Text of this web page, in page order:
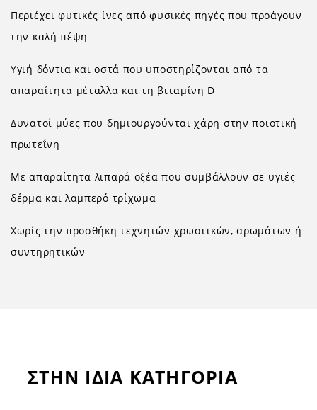
Περιέχει φυτικές ίνες από φυσικές πηγές που προάγουν
την καλή πέψη
Υγιή δόντια και οστά που υποστηρίζονται από τα
απαραίτητα μέταλλα και τη βιταμίνη D
Δυνατοί μύες που δημιουργούνται χάρη στην ποιοτική
πρωτεΐνη
Με απαραίτητα λιπαρά οξέα που συμβάλλουν σε υγιές
δέρμα και λαμπερό τρίχωμα
Χωρίς την προσθήκη τεχνητών χρωστικών, αρωμάτων ή
συντηρητικών
ΣΤΗΝ ΙΔΙΑ ΚΑΤΗΓΟΡΙΑ